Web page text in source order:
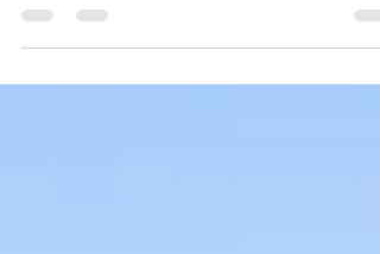
ahora: #quedateencasa